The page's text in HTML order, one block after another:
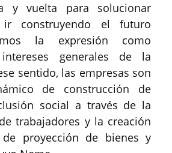
y vuelta para solucionar
construyendo el futuro
la expresión como
generales de la
sentido, las empresas son
de construcción de
social a través de la
trabajadores y la creación
proyección de bienes y